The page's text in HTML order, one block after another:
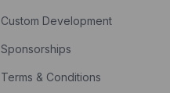
Custom Development
Sponsorships
Terms & Conditions